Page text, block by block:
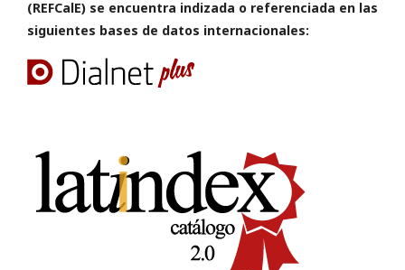
(REFCalE) se encuentra indizada o referenciada en las
siguientes bases de datos internacionales: